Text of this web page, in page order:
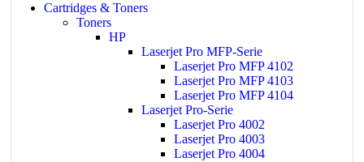
Cartridges & Toners
Toners
HP
Laserjet Pro MFP-Serie
Laserjet Pro MFP 4102
Laserjet Pro MFP 4103
Laserjet Pro MFP 4104
Laserjet Pro-Serie
Laserjet Pro 4002
Laserjet Pro 4003
Laserjet Pro 4004